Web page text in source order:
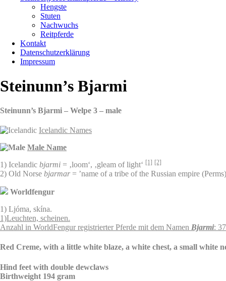
Hengste
Stuten
Nachwuchs
Reitpferde
Kontakt
Datenschutzerklärung
Impressum
Steinunn’s Bjarmi
Steinunn’s Bjarmi – Welpe 3 – male
Icelandic Names
Male Name
1) Icelandic bjarmi = ‚loom‘, ‚gleam of light‘ [1] [2]
2) Old Norse bjarmar= ’name of a tribe of the Russian empire
Worldfengur
1) Ljóma, skína.
1)Leuchten, scheinen.
Anzahl in WorldFengur registrierter Pferde mit dem Namen Bjarmi:
Red Creme, with a little white blaze, a white chest, a small white
Hind feet with double dewclaws
Birthweight 194 gram